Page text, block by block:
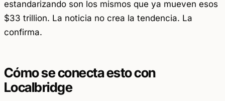
estandarizando son los mismos que ya mueven esos
$33 trillion. La noticia no crea la tendencia. La
confirma.
Cómo se conecta esto con
Localbridge